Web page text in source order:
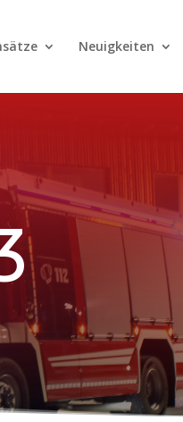
Neuigkeiten